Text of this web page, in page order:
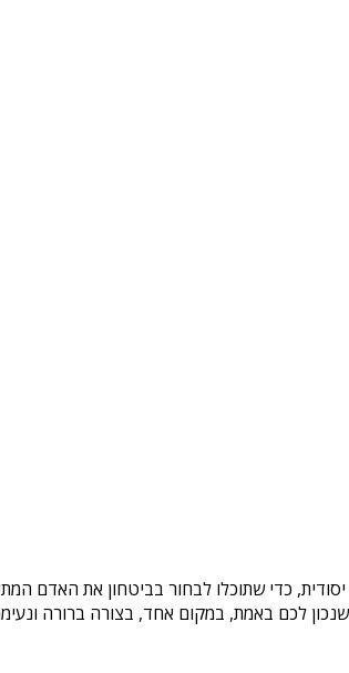
כדי שתוכלו לבחור בביטחון את האדם
לכם באמת, במקום אחד, בצורה ברורה